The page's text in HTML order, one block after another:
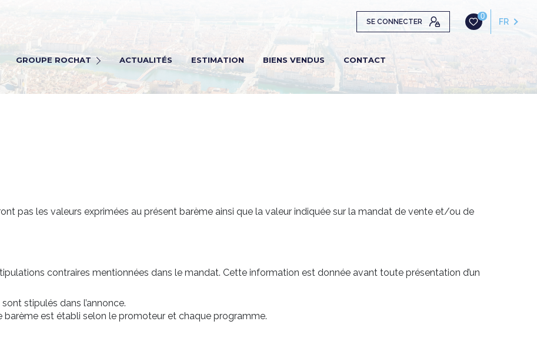
SE CONNECTER
0
FR
GROUPE ROCHAT
Rochat transaction
Rochat Viagers
Rochat gestion
ACTUALITÉS ESTIMATION BIENS VENDUS CONTACT
pas les valeurs exprimées au présent barème ainsi que la valeur indiquée sur la mandat de vente et/ou de
contraires mentionnées dans le mandat. Cette information est donnée avant toute présentation d’un
stipulés dans l’annonce.
barème est établi selon le promoteur et chaque programme.